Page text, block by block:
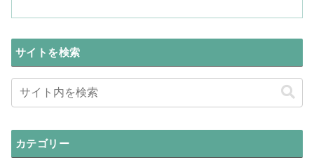
サイトを検索
カテゴリー